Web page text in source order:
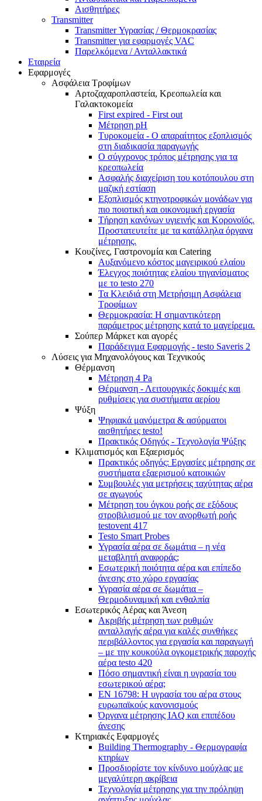
Αισθητήρες
Transmitter
Transmitter Υγρασίας / Θερμοκρασίας
Transmitter για εφαρμογές VAC
Παρελκόμενα / Ανταλλακτικά
Εταιρεία
Εφαρμογές
Ασφάλεια Τροφίμων
Αρτοζαχαροπλαστεία, Κρεοπωλεία και
Γαλακτοκομεία
First expired - First out
Μέτρηση pH
Τυροκομεία - Ο απαραίτητος εξοπλισμός
στη διαδικασία παραγωγής
Ο σύγχρονος τρόπος μέτρησης για τα
κρεοπωλεία
Ασφαλής διαχείριση του κοτόπουλου στη
μαζική εστίαση
Εξοπλισμός κτηνοτροφικών μονάδων για
πιο ποιοτική και οικονομική εργασία
Τήρηση κανόνων υγιεινής και Κορονοϊός.
Προστατευτείτε με τα κατάλληλα όργανα
μέτρησης.
Κουζίνες, Γαστρονομία και Catering
Αυξανόμενο κόστος μαγειρικού ελαίου
Έλεγχος ποιότητας ελαίου τηγανίσματος
με το testo 270
Τα Κλειδιά στη Μετρήσιμη Ασφάλεια
Τροφίμων
Θερμοκρασία: Η σημαντικότερη
παράμετρος μέτρησης κατά το μαγείρεμα.
Σούπερ Μάρκετ και αγορές
Παράδειγμα Εφαρμογής - testo Saveris 2
Λύσεις για Μηχανολόγους και Τεχνικούς
Θέρμανση
Μέτρηση 4 Pa
Θέρμανση - Λειτουργικές δοκιμές και
ρυθμίσεις για συστήματα αερίου
Ψύξη
Ψηφιακά μανόμετρα & ασύρματοι
αισθητήρες testo!
Πρακτικός Οδηγός - Τεχνολογία Ψύξης
Κλιματισμός και Εξαερισμός
Πρακτικός οδηγός: Εργασίες μέτρησης σε
συστήματα εξαερισμού κατοικιών
Συμβουλές για μετρήσεις ταχύτητας αέρα
σε αγωγούς
Mέτρηση του όγκου ροής σε εξόδους
στροβιλισμού με τον ανορθωτή ροής
testovent 417
Testo Smart Probes
Υγρασία αέρα σε δωμάτια – η νέα
μεταβλητή αναφοράς;
Εσωτερική ποιότητα αέρα και επίπεδο
άνεσης στο χώρο εργασίας
Υγρασία αέρα σε δωμάτια –
Θερμοδυναμική και ενθαλπία
Εσωτερικός Aέρας και Άνεση
Ακριβής μέτρηση των ρυθμών
ανταλλαγής αέρα για καλές συνθήκες
περιβάλλοντος για εργασία και παραγωγή
– με την κουκούλα ογκομετρικής παροχής
αέρα testo 420
Πόσο σημαντική είναι η υγρασία του
εσωτερικού αέρα;
EN 16798: Η υγρασία του αέρα στους
ευρωπαϊκούς κανονισμούς
Όργανα μέτρησης IAQ και επιπέδου
άνεσης
Κτηριακές Εφαρμογές
Building Thermography - Θερμογραφία
κτηρίων
Προσδιορίστε τον κίνδυνο μούχλας με
μεγαλύτερη ακρίβεια
Τεχνολογία μέτρησης για την πρόληψη